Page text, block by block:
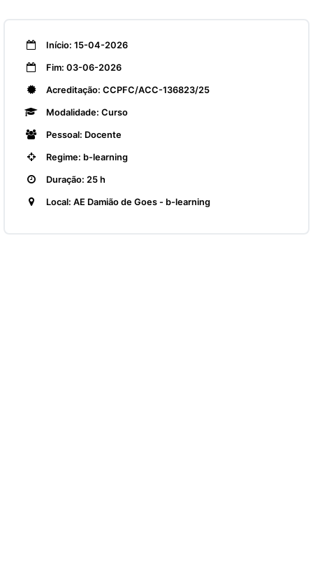
Início: 15-04-2026
Fim: 03-06-2026
Acreditação: CCPFC/ACC-136823/25
Modalidade: Curso
Pessoal: Docente
Regime: b-learning
Duração: 25 h
Local: AE Damião de Goes - b-learning